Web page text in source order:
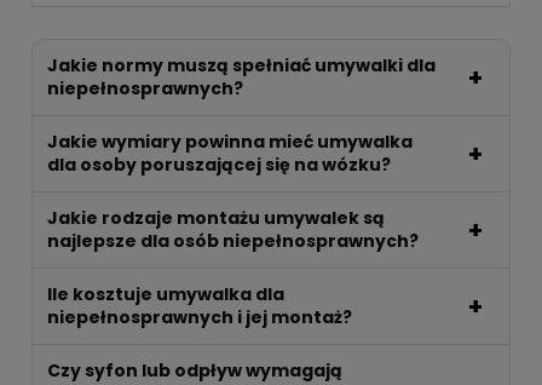
Jakie normy muszą spełniać umywalki dla
niepełnosprawnych?
Jakie wymiary powinna mieć umywalka
dla osoby poruszającej się na wózku?
Jakie rodzaje montażu umywalek są
najlepsze dla osób niepełnosprawnych?
Ile kosztuje umywalka dla
niepełnosprawnych i jej montaż?
Czy syfon lub odpływ wymagają